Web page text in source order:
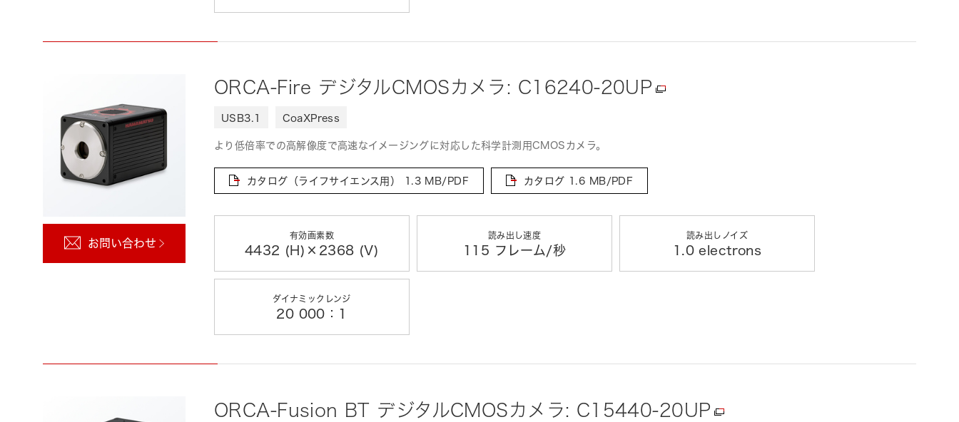
お問い合わせ
ORCA-Fire デジタルCMOSカメラ: C16240-20UP
USB3.1 CoaXPress
より低倍率での高解像度で高速なイメージングに対応した科学計測用CMOSカメラ。
カタログ（ライフサイエンス用） 1.3 MB/PDF カタログ 1.6 MB/PDF
有効画素数
4432 (H)×2368 (V)
読み出し速度
115 フレーム/秒
読み出しノイズ
1.0 electrons
ダイナミックレンジ
20 000：1
ORCA-Fusion BT デジタルCMOSカメラ: C15440-20UP